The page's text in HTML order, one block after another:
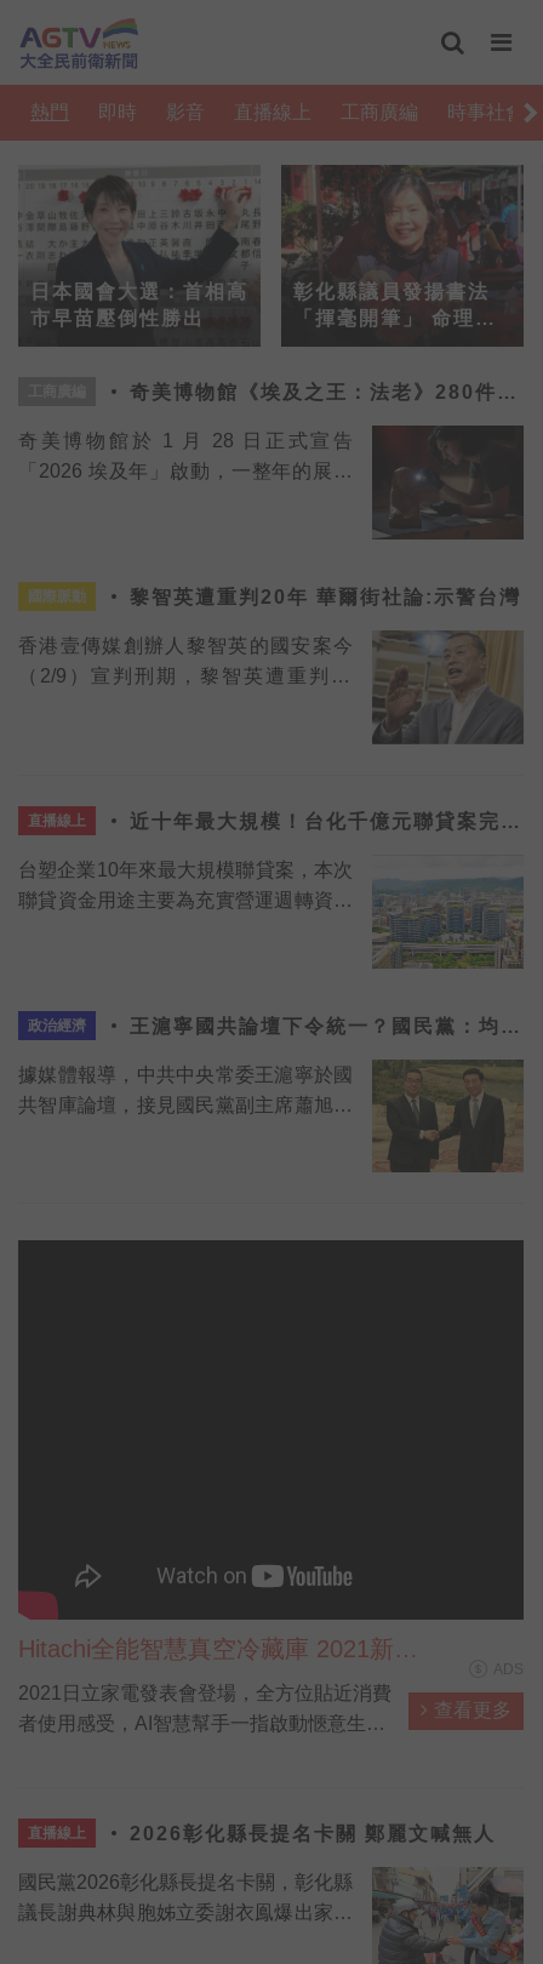
熱門 即時 影音 直播線上 工商廣編 時事社會
日本國會大選：首相高
市早苗壓倒性勝出
彰化縣議員發揚書法
「揮毫開筆」 命理師
示警：不能貼這字
奇美博物館《埃及之王：法老》280件真
奇美博物館於 1 月 28 日正式宣告
「2026 埃及年」啟動，一整年的展覽
國際脈動 黎智英遭重判20年 華爾街社論:示警台灣
香港壹傳媒創辦人黎智英的國安案今
（2/9）宣判刑期，黎智英遭重判20
直播線上
近十年最大規模！台化千億元聯貸案完成
台塑企業10年來最大規模聯貸案，本次
聯貸資金用途主要為充實營運週轉資金
政治經濟
王滬寧國共論壇下令統一？國民黨：均屬
據媒體報導，中共中央常委王滬寧於國
共智庫論壇，接見國民黨副主席蕭旭岑
Hitachi全能智慧真空冷藏庫 2021新鮮
不妥協篇 完整版
2021日立家電發表會登場，全方位貼近消費
者使用感受，AI智慧幫手一指啟動愜意生
此外，面對環境的考驗，日立家電也推出具
有防疫功能的洗衣機與冰箱，成為全場焦
點！
查看更多
直播線上 2026彰化縣長提名卡關 鄭麗文喊無人
國民黨2026彰化縣長提名卡關，彰化縣
議長謝典林與胞姊立委謝衣鳯爆出家族